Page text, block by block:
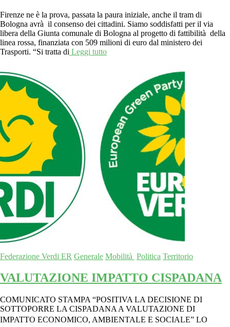
Firenze ne è la prova, passata la paura iniziale, anche il tram di
Bologna avrà il consenso dei cittadini. Siamo soddisfatti per il via
libera della Giunta comunale di Bologna al progetto di fattibilità della
linea rossa, finanziata con 509 milioni di euro dal ministero dei
Trasporti. “Si tratta di Leggi tutto
Federazione Verdi ER Generale Mobilità Politica Territorio
VALUTAZIONE IMPATTO CISPADANA
COMUNICATO STAMPA “POSITIVA LA DECISIONE DI
SOTTOPORRE LA CISPADANA A VALUTAZIONE DI
IMPATTO ECONOMICO, AMBIENTALE E SOCIALE” LO